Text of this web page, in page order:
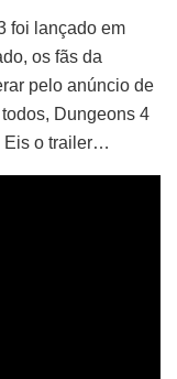
foi lançado em
os fãs da
pelo anúncio de
Dungeons 4
Eis o trailer…